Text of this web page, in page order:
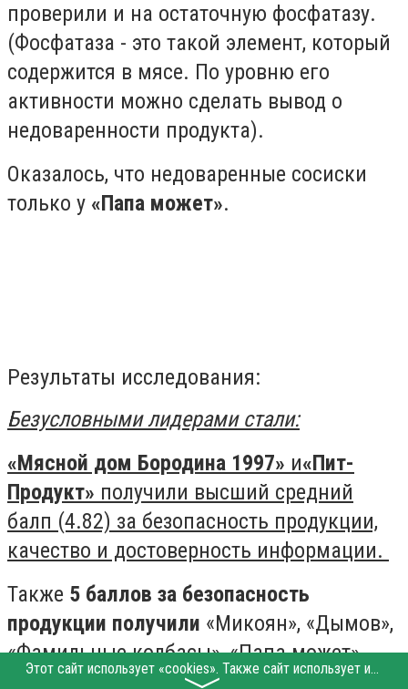
проверили и на остаточную фосфатазу.
(Фосфатаза - это такой элемент, который
содержится в мясе. По уровню его
активности можно сделать вывод о
недоваренности продукта).
Оказалось, что недоваренные сосиски
только у «Папа может».
Результаты исследования:
Безусловными лидерами стали:
«Мясной дом Бородина 1997» и«Пит-
Продукт» получили высший средний
балп (4.82) за безопасность продукции,
качество и достоверность информации.
Также 5 баллов за безопасность
продукции получили «Микоян», «Дымов»,
«Фамильные колбасы», «Папа может»,
«Стародворские колбасы (Вязанка)»,
Этот сайт использует «cookies». Также сайт использует интернет-сервис для сбора технических данных касательно посетителей с целью получения маркетинговой и статистической информации. Условия обработки данных посетителей сайта см.
〉